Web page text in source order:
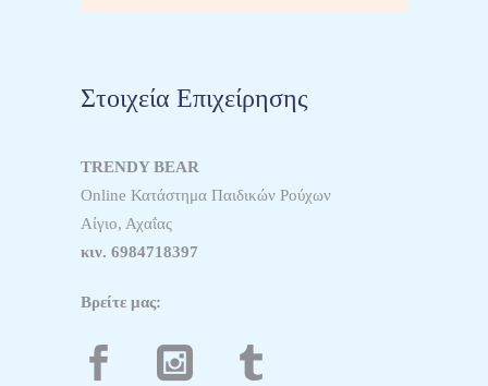
Στοιχεία Επιχείρησης
TRENDY BEAR
Online Κατάστημα Παιδικών Ρούχων
Αίγιο, Αχαΐας
κιν. 6984718397
Βρείτε μας: